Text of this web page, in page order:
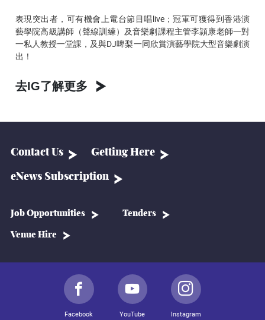
表現突出者，可有機會上電台節目唱live；冠軍可獲得到香港演
藝學院高級講師（聲線訓練）及音樂劇課程主管李頴康老師一對
一私人教授一堂課，及與DJ啤梨一同欣賞演藝學院大型音樂劇演
出！
去IG了解更多
Contact Us Getting Here
eNews Subscription
Job Opportunities Tenders
Venue Hire
Facebook YouTube Instagram